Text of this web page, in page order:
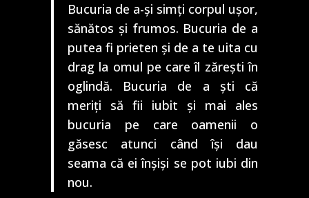
Bucuria de a-și simți corpul ușor,
sănătos și frumos. Bucuria de a
putea fi prieten și de a te uita cu
drag la omul pe care îl zărești în
oglindă. Bucuria de a ști că
meriți să fii iubit și mai ales
bucuria pe care oamenii o
găsesc atunci când își dau
seama că ei înșiși se pot iubi din
nou.